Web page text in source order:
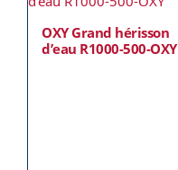
OXY Grand hérisson
d’eau R1000-500-OXY